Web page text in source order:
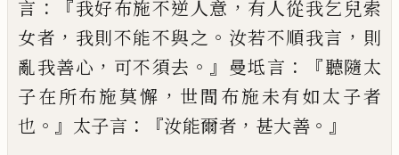
言 ：『我好布施不逆人意 ， 有人從我乞兒索
女者 ， 我則不能不與之 。 汝若不順我言 ， 則
亂我善心 ， 可不須去 。』 曼坻言 ：『聽隨太
子在所布施莫懈 ， 世間布施未有如太子者
也 。』 太子言 ：『汝能爾者 ， 甚大善 。』